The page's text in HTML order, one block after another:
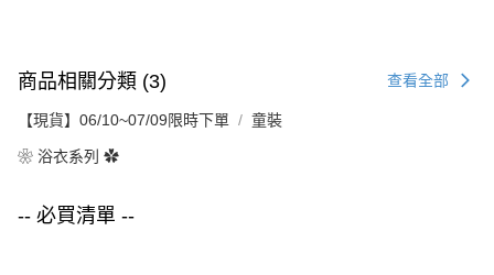
商品相關分類 (3) 查看全部
【現貨】06/10~07/09限時下單 童裝
❀ 浴衣系列 ✿
-- 必買清單 --